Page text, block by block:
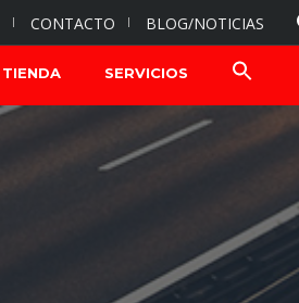
CONTACTO BLOG/NOTICIAS
TIENDA SERVICIOS